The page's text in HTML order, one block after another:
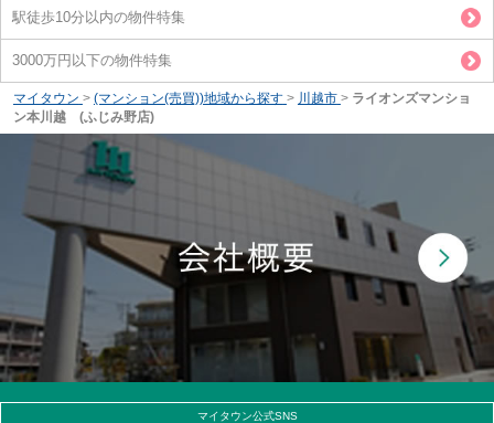
駅徒歩10分以内の物件特集
3000万円以下の物件特集
マイタウン > (マンション(売買))地域から探す > 川越市 > ライオンズマンショ
ン本川越 (ふじみ野店)
マイタウン公式SNS